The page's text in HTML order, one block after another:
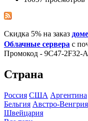
Скидка 5% на заказ
Облачные сервера с
Промокод - 9C47-2F32-
Страна
Росcия США Аргентина
Бельгия Австро-Венгрия
Швейцария